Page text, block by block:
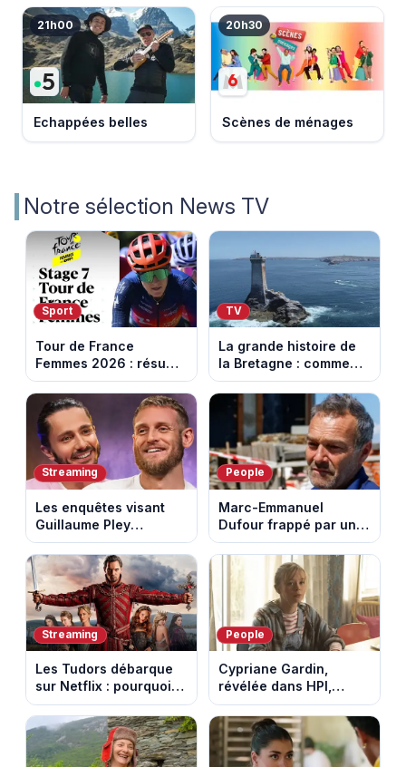
21h00
Echappées belles
20h30
Scènes de ménages
Notre sélection News TV
Sport
Tour de France
Femmes 2026 : résumé
vidéo de la 7e étape
avec l'ascension du
Mont Ventoux
TV
La grande histoire de
la Bretagne : comment
les Bretons ont
défendu leur culture
au fil des décennies
Streaming
Les enquêtes visant
Guillaume Pley
poussent Ragnar Le
Breton à quitter la
tournée Legend
People
Marc-Emmanuel
Dufour frappé par un
terrible incendie : son
chalet part en fumée
Streaming
Les Tudors débarque
sur Netflix : pourquoi la
série n’a rien perdu de
son pouvoir
People
Cypriane Gardin,
révélée dans HPI,
lance une cagnotte
après des difficultés
financières